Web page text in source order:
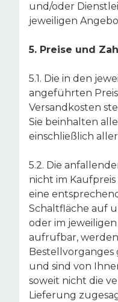
und/oder
jeweiligen
5. Preise und
5.1. Die in den
angeführten
Versandkosten
Sie beinhalten
einschließlich
5.2. Die
nicht im
eine
Schaltfläche auf
oder im
aufrufbar,
Bestellvorganges
und sind von
soweit nicht die
Lieferung